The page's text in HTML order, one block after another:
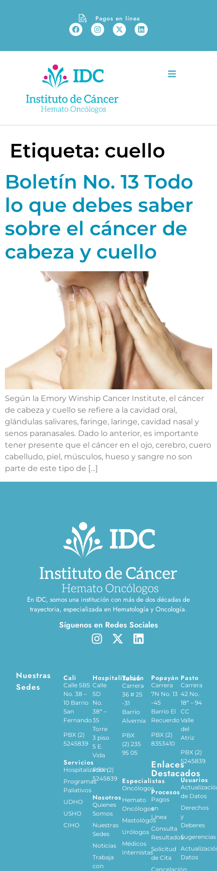
Pagos en línea
Etiqueta: cuello
Boletín No. 13 Todo
lo que debes saber
sobre el cáncer de
cabeza y cuello
Según la Emory Winship Cancer Institute, el cáncer
de cabeza y cuello se refiere a la cavidad oral,
glándulas salivares, faringe, laringe, cavidad nasal y
senos paranasales. Dado lo anterior, es importante
tener presente que el cáncer en el ojo, cerebro, cuero
cabelludo, piel, músculos, hueso y sangre no son
parte de este tipo de […]
En IDC, somos una institución con más de dos décadas de
trayectoria, especializada en Hematología y Oncología.
Síguenos en Redes Sociales
Nuestras
Sedes
Cali
Calle 5B5
No. 38 –
10 Barrio
San
Fernando
PBX (2)
5245839
Servicios
Hospitalización
Programas
Paliativos
UDHO
USHO
CIHO
Hospitalización
Calle
5D
No.
38ª –
35
Torre
3 piso
5 E.
Vida
PBX (2)
5245839
Nosotros
Quienes
Somos
Nuestras
Sedes
Noticias
Trabaja
con
Tuluá
Carrera
36 # 25
-31
Barrio
Alvernia
PBX
(2) 235
95 05
Especialistas
Oncólogos
Hemato
Oncólogos
Mastológos
Urólogos
Médicos
Internistas
Popayán
Carrera
7N No. 13
-45
Barrio El
Recuerdo
PBX (2)
8353410
Enlaces
Destacados
Procesos
Pagos
en
Línea
Consulta
Resultados
Solicitud
de Cita
Cancelación
Pasto
Carrera
42 No.
18ª – 94
CC
Valle
del
Atriz
PBX (2)
5245839
Usuarios
de Datos
Derechos
y
Deberes
Sugerencias
Datos